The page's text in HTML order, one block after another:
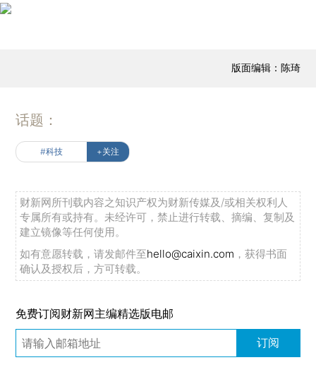
版面编辑：陈琦
话题：
#科技 +关注
财新网所刊载内容之知识产权为财新传媒及/或相关权利人
专属所有或持有。未经许可，禁止进行转载、摘编、复制及
建立镜像等任何使用。
如有意愿转载，请发邮件至hello@caixin.com ，获得书面
确认及授权后，方可转载。
免费订阅财新网主编精选版电邮
订阅